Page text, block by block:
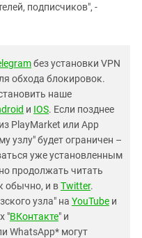
подписчиков", -
без установки VPN
обхода блокировок.
наше
и IOS. Если позднее
PlayMarket или App
узлу" будет ограничен –
уже установленным
продолжать читать
обычно, и вTwitter.
узла" на YouTube и
"ВКонтакте" и
WhatsApp* могут